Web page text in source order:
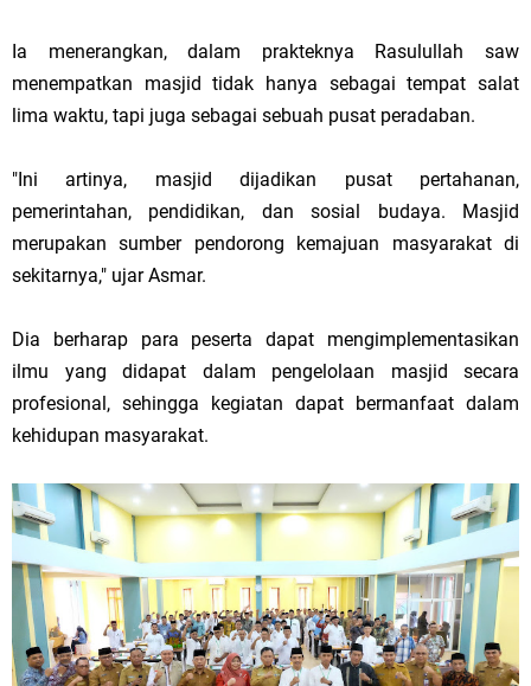
Ia menerangkan, dalam prakteknya Rasulullah saw
menempatkan masjid tidak hanya sebagai tempat salat
lima waktu, tapi juga sebagai sebuah pusat peradaban.
"Ini artinya, masjid dijadikan pusat pertahanan,
pemerintahan, pendidikan, dan sosial budaya. Masjid
merupakan sumber pendorong kemajuan masyarakat di
sekitarnya," ujar Asmar.
Dia berharap para peserta dapat mengimplementasikan
ilmu yang didapat dalam pengelolaan masjid secara
profesional, sehingga kegiatan dapat bermanfaat dalam
kehidupan masyarakat.